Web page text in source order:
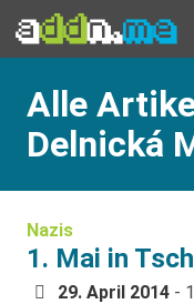
Alle
Delnická
Nazis
1. Mai in
29. April 2014 -